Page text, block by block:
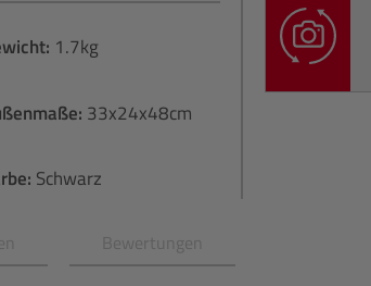
1.7kg
33x24x48cm
Schwarz
Bewertungen